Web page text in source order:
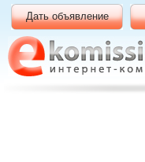
Дать объявление